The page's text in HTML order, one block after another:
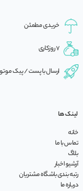
خریدی مطمئن
7 روزکاری
ارسال با پست / پیک
لینک ها
خانه
تماس با ما
بلاگ
آرشیو اخبار
رتبه بندی باشگاه مشتریان
درباره ما